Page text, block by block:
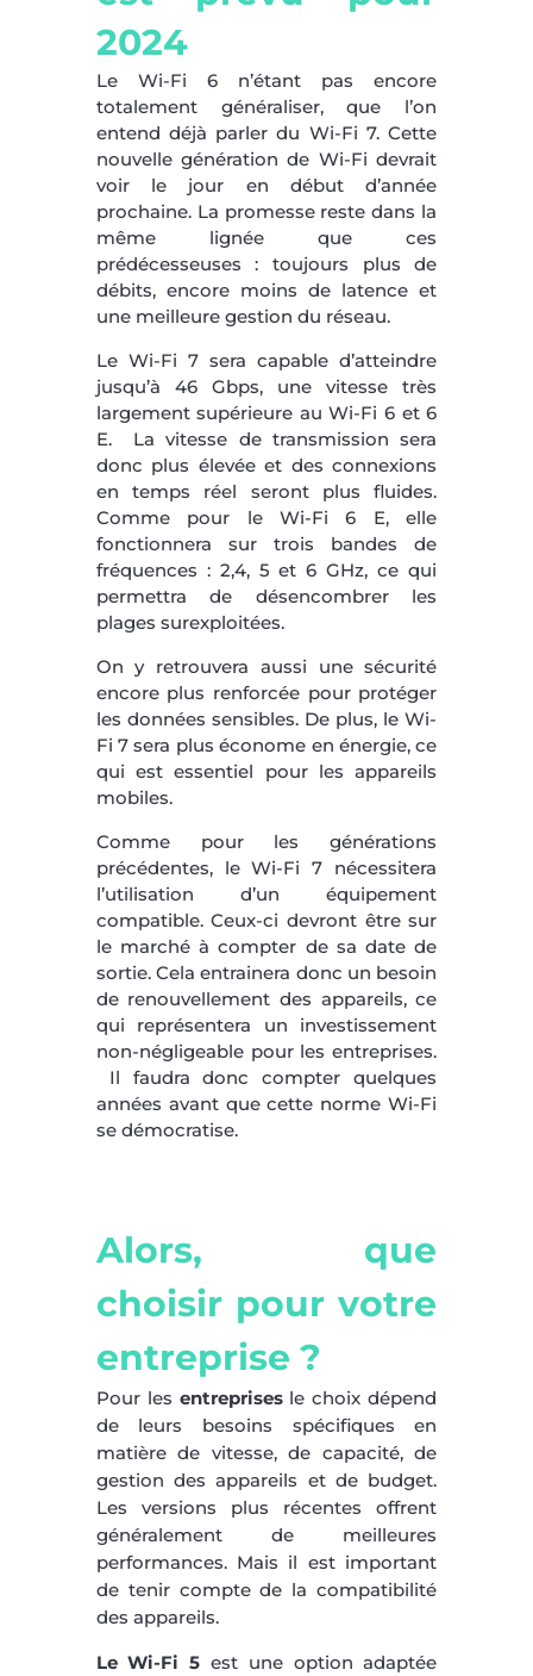
2024
Le Wi-Fi 6 n’étant pas encore
totalement généraliser, que l’on
entend déjà parler du Wi-Fi 7. Cette
nouvelle génération de Wi-Fi devrait
voir le jour en début d’année
prochaine. La promesse reste dans la
même lignée que ces
prédécesseuses : toujours plus de
débits, encore moins de latence et
une meilleure gestion du réseau.
Le Wi-Fi 7 sera capable d’atteindre
jusqu’à 46 Gbps, une vitesse très
largement supérieure au Wi-Fi 6 et 6
E. La vitesse de transmission sera
donc plus élevée et des connexions
en temps réel seront plus fluides.
Comme pour le Wi-Fi 6 E, elle
fonctionnera sur trois bandes de
fréquences : 2,4, 5 et 6 GHz, ce qui
permettra de désencombrer les
plages surexploitées.
On y retrouvera aussi une sécurité
encore plus renforcée pour protéger
les données sensibles. De plus, le Wi-
Fi 7 sera plus économe en énergie, ce
qui est essentiel pour les appareils
mobiles.
Comme pour les générations
précédentes, le Wi-Fi 7 nécessitera
l’utilisation d’un équipement
compatible. Ceux-ci devront être sur
le marché à compter de sa date de
sortie. Cela entrainera donc un besoin
de renouvellement des appareils, ce
qui représentera un investissement
non-négligeable pour les entreprises.
Il faudra donc compter quelques
années avant que cette norme Wi-Fi
se démocratise.
Alors, que
choisir pour votre
entreprise ?
Pour les entreprisesle choix dépend
de leurs besoins spécifiques en
matière de vitesse, de capacité, de
gestion des appareils et de budget.
Les versions plus récentes offrent
généralement de meilleures
performances. Mais il est important
de tenir compte de la compatibilité
des appareils.
Le Wi-Fi 5 est une option adaptée